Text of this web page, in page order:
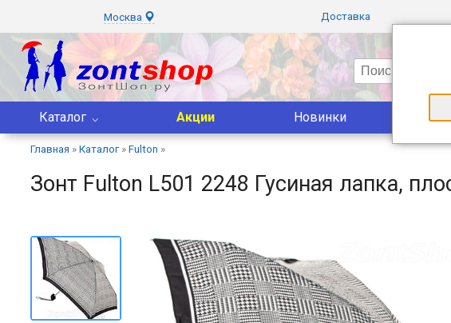
Москва Доставка
Каталог Акции Новинки
Главная » Каталог» Fulton »
Зонт Fulton L501 2248 Гусиная лапка,